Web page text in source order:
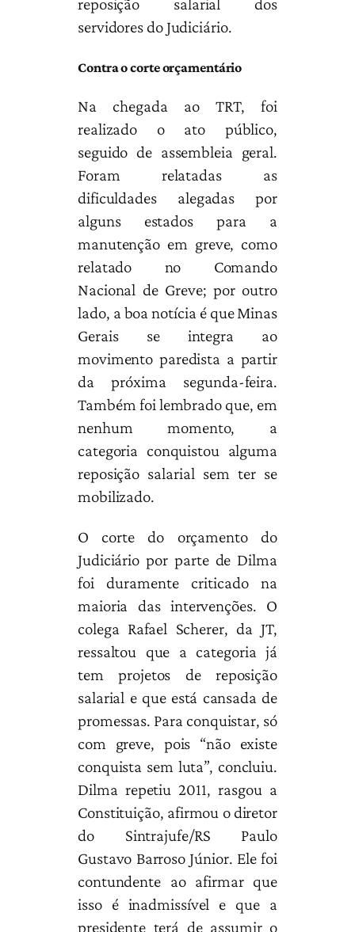
reposição salarial dos
servidores do Judiciário.
Contra o corte orçamentário
Na chegada ao TRT, foi
realizado o ato público,
seguido de assembleia geral.
Foram relatadas as
dificuldades alegadas por
alguns estados para a
manutenção em greve, como
relatado no Comando
Nacional de Greve; por outro
lado, a boa notícia é que Minas
Gerais se integra ao
movimento paredista a partir
da próxima segunda-feira.
Também foi lembrado que, em
nenhum momento, a
categoria conquistou alguma
reposição salarial sem ter se
mobilizado.
O corte do orçamento do
Judiciário por parte de Dilma
foi duramente criticado na
maioria das intervenções. O
colega Rafael Scherer, da JT,
ressaltou que a categoria já
tem projetos de reposição
salarial e que está cansada de
promessas. Para conquistar, só
com greve, pois “não existe
conquista sem luta”, concluiu.
Dilma repetiu 2011, rasgou a
Constituição, afirmou o diretor
do Sintrajufe/RS Paulo
Gustavo Barroso Júnior. Ele foi
contundente ao afirmar que
isso é inadmissível e que a
presidente terá de assumir o